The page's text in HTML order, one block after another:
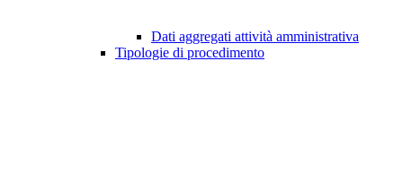
Dati aggregati attività amministrativa
Tipologie di procedimento